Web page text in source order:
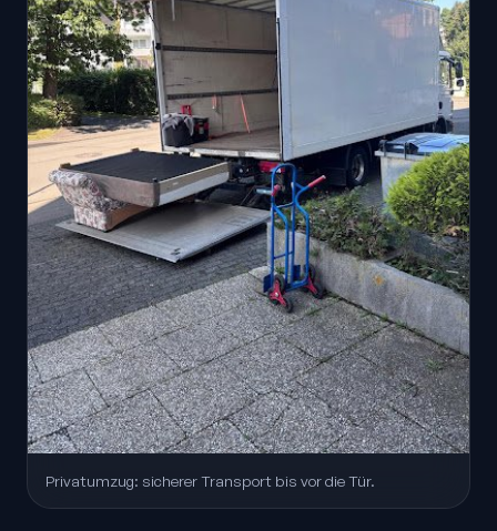
Privatumzug: sicherer Transport bis vor die Tür.